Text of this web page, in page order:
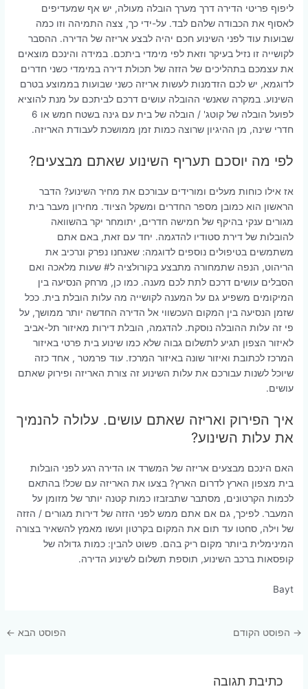
ליפוף פריטי הדירה דרך מערך הובלה מעולה, יש אף שמעדיפים
לאסוף את הכבודה שלהם לבד. על-ידי כך, צצה התמיהה וזו כמה
שבועות עוד לפני השינוע חכם יהיה לבצע אריזה של הדירה. ההסבר
לקושייה זו נזיל בעיקר וזאת לפי מימדי ביתכם. במידה והינכם מוצאים
את עצמכם בתהליכים של הזזה של תכולת דירה במימדי כשני חדרים
לדוגמא, יש לכם הזדמנות לעשות אריזה כשני שבועות בממוצע בטרם
השינוע. במקרה שאנשי ההובלה עושים דרכם לביתכם על מנת להוציא
לפועל הובלה של קוטג' / הובלה של בית עם גינה בשטח חמש או 6
חדרי שינה, מן ההיגיון שרוצה כמות זמן ממושכת לעבודת האריזה.
לפי מה יוסכם תעריף השינוע שאתם מבצעים?
אז אילו כוחות מעלים ומורידים עבורכם את מחיר השינוע? הדבר
הראשון הוא כמובן מספר החדרים ומשקל הציוד. מחירון מעבר בית
מגורים ענקי בהיקף של חמישה חדרים, יתומחר יקר בהשוואה
להובלות של דירת סטודיו להדגמה. יחד עם זאת, באם אתם
משתמשים בטיפולים נוספים לדוגמה: שאנחנו נפרק ונרכיב את
הריהוט, הנפה שתמחורה מתבצע בקורולציה ל# שעות מלאכה ואם
הסבלים עושים דרכם לתת לכם מענה. כמו כן, מרחק הנסיעה בין
המיקומים משפיע גם על המענה לקושייה מה עלות הובלת בית. ככל
שזמן הנסיעה בין המקום העכשווי אל הדירה החדשה יותר ממושך, על
פי זה עלות ההובלה נוסקת. להדגמה, הובלת דירות מאיזור תל-אביב
לאיזור הצפון תגיע לתשלום גבוה שלא כמו שינוע בית פרטי באיזור
המרכז לכתובת ואיזור שונה באיזור המרכז. עוד פרמטר , אחד כזה
שיוכל לשנות עבורכם את עלות השינוע זה צורת האריזה ופירוק שאתם
עושים.
איך הפירוק ואריזה שאתם עושים. עלולה להנמיך
את עלות השינוע?
האם הינכם מבצעים אריזה של המשרד או הדירה רגע לפני הובלות
בית מצפון הארץ לדרום הארץ? בצעו את האריזה עם שכל! בהתאם
לכמות הקרטונים, מסתבר שתבזבזו כמות קטנה יותר של מזומן על
המעבר. לפיכך, גם אם אתם ממש לפני הזזה של דירות מגורים / הזזה
של וילה, סחטו עד תום את המקום בקרטון ועשו מאמץ להשאיר בצורה
המינימלית ביותר מקום ריק בהם. פשוט להבין: כמות גדולה של
קופסאות ברכב השינוע, תוספת תשלום לשינוע הדירה.
Bayt
Post
→ הפוסט הקודם הפוסט הבא ←
כתיבת תגובה